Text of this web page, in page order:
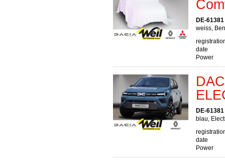
DE-
weiss,
date
Power
DE-
blau,
date
Power